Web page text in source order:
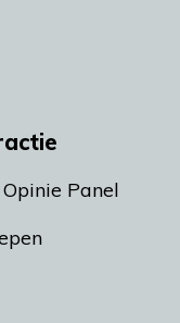
Panel